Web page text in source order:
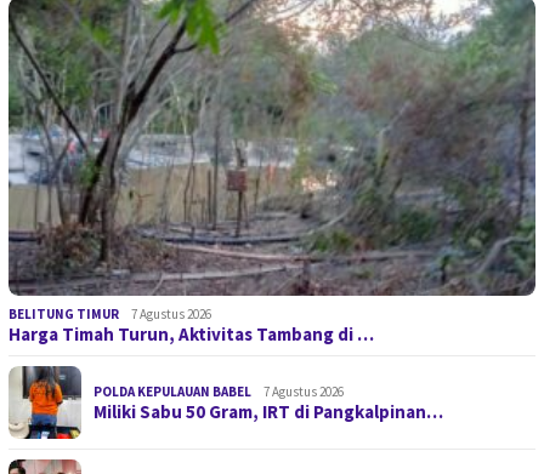
BELITUNG TIMUR 7 Agustus 2026
Harga Timah Turun, Aktivitas Tambang di …
POLDA KEPULAUAN BABEL 7 Agustus 2026
Miliki Sabu 50 Gram, IRT di Pangkalpinan…